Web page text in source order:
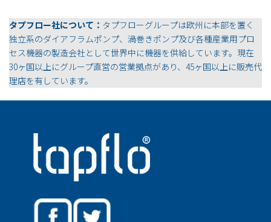
タプフロー社について： タプフローグループは欧州に本部を置く
独立系のダイアフラムポンプ、渦巻きポンプ及び各種産業用プロ
セス機器の製造会社として世界中に機器を供給しています。現在
30ヶ国以上にグループ直営の営業拠点があり、45ヶ国以上に販売代
理店を有しています。